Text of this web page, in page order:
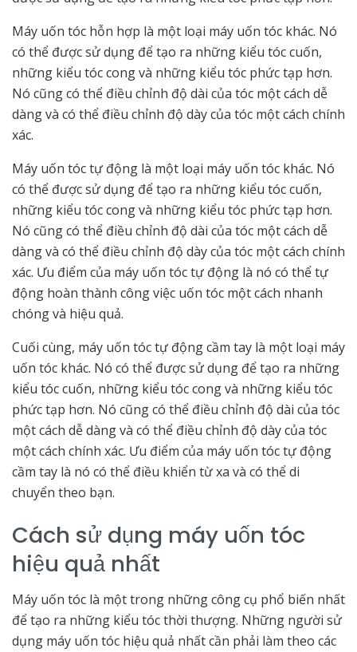
Máy uốn tóc hỗn hợp là một loại máy uốn tóc khác. Nó
có thể được sử dụng để tạo ra những kiểu tóc cuốn,
những kiểu tóc cong và những kiểu tóc phức tạp hơn.
Nó cũng có thể điều chỉnh độ dài của tóc một cách dễ
dàng và có thể điều chỉnh độ dày của tóc một cách chính
xác.
Máy uốn tóc tự động là một loại máy uốn tóc khác. Nó
có thể được sử dụng để tạo ra những kiểu tóc cuốn,
những kiểu tóc cong và những kiểu tóc phức tạp hơn.
Nó cũng có thể điều chỉnh độ dài của tóc một cách dễ
dàng và có thể điều chỉnh độ dày của tóc một cách chính
xác. Ưu điểm của máy uốn tóc tự động là nó có thể tự
động hoàn thành công việc uốn tóc một cách nhanh
chóng và hiệu quả.
Cuối cùng, máy uốn tóc tự động cầm tay là một loại máy
uốn tóc khác. Nó có thể được sử dụng để tạo ra những
kiểu tóc cuốn, những kiểu tóc cong và những kiểu tóc
phức tạp hơn. Nó cũng có thể điều chỉnh độ dài của tóc
một cách dễ dàng và có thể điều chỉnh độ dày của tóc
một cách chính xác. Ưu điểm của máy uốn tóc tự động
cầm tay là nó có thể điều khiển từ xa và có thể di
chuyển theo bạn.
Cách sử dụng máy uốn tóc
hiệu quả nhất
Máy uốn tóc là một trong những công cụ phổ biến nhất
để tạo ra những kiểu tóc thời thượng. Những người sử
dụng máy uốn tóc hiệu quả nhất cần phải làm theo các